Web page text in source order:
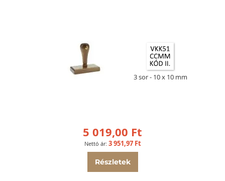
3 sor 10 x 10 mm
5 019,00 Ft
3 951,97 Ft
Részletek